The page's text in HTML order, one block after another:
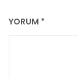
YORUM *